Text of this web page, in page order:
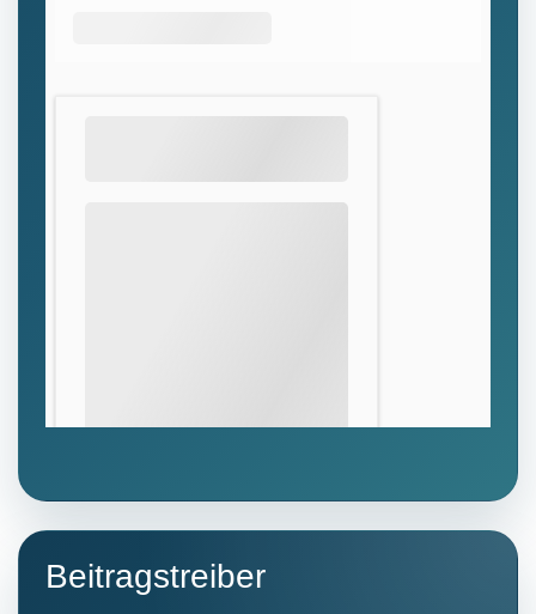
Beitragstreiber